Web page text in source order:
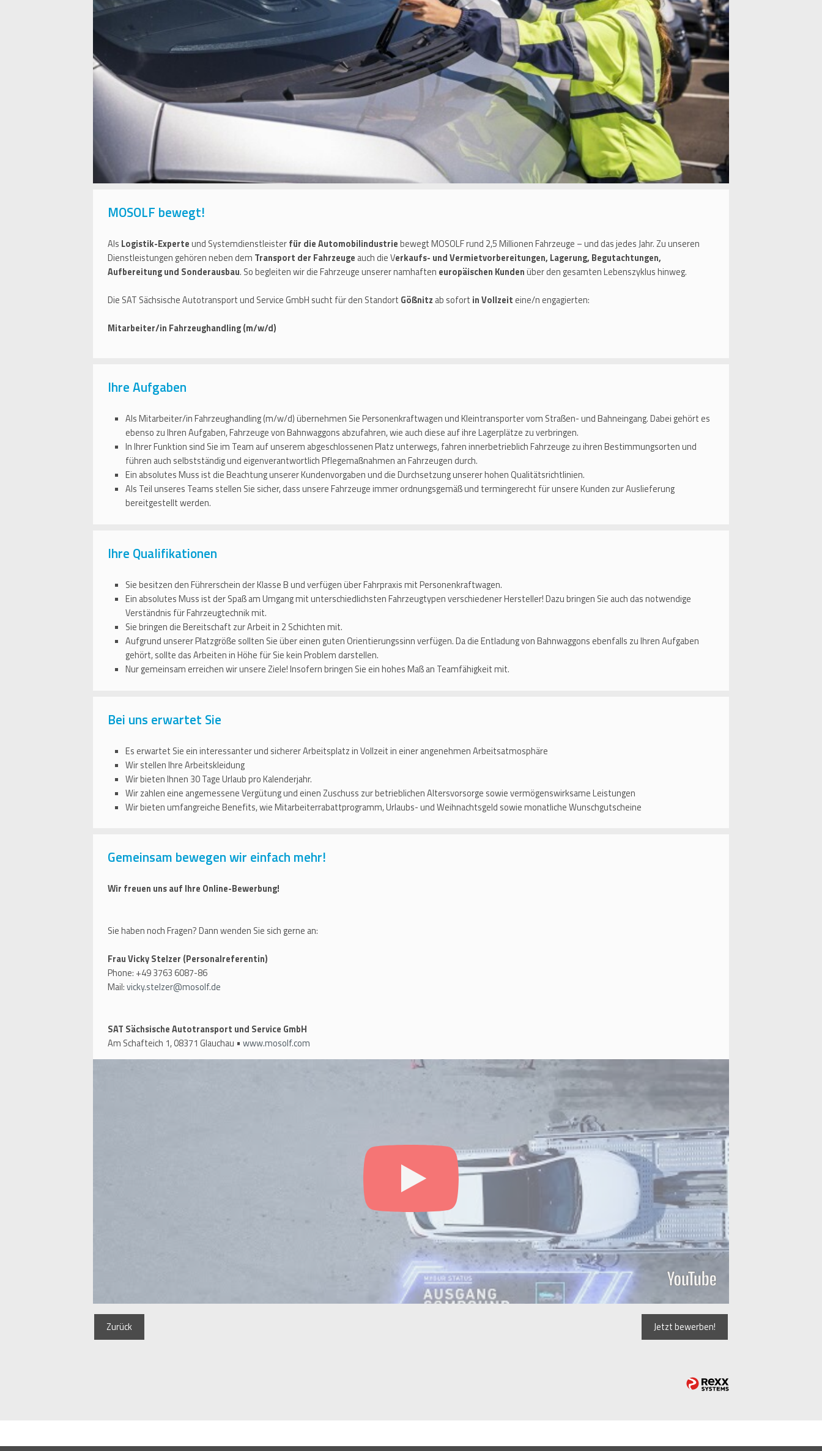
MOSOLF bewegt!
Als Logistik-Experteund Systemdienstleisterfür die Automobilindustriebewegt MOSOLF rund 2,5 Millionen Fahrzeuge – und das jedes Jahr. Zu unseren
Dienstleistungen gehören neben dem Transport der Fahrzeuge auch die Verkaufs- und Vermietvorbereitungen, Lagerung, Begutachtungen,
Aufbereitung und Sonderausbau. So begleiten wir die Fahrzeuge unserer namhaften europäischen Kundenüber den gesamten Lebenszyklus hinweg.
Die SAT Sächsische Autotransport und Service GmbH sucht für den Standort Gößnitz ab sofort in Vollzeit eine/n engagierten:
Mitarbeiter/in Fahrzeughandling (m/w/d)
Ihre Aufgaben
Als Mitarbeiter/in Fahrzeughandling (m/w/d) übernehmen Sie Personenkraftwagen und Kleintransporter vom Straßen- und Bahneingang. Dabei gehört es
ebenso zu Ihren Aufgaben, Fahrzeuge von Bahnwaggons abzufahren, wie auch diese auf ihre Lagerplätze zu verbringen.
In Ihrer Funktion sind Sie im Team auf unserem abgeschlossenen Platz unterwegs, fahren innerbetrieblich Fahrzeuge zu ihren Bestimmungsorten und
führen auch selbstständig und eigenverantwortlich Pflegemaßnahmen an Fahrzeugen durch.
Ein absolutes Muss ist die Beachtung unserer Kundenvorgaben und die Durchsetzung unserer hohen Qualitätsrichtlinien.
Als Teil unseres Teams stellen Sie sicher, dass unsere Fahrzeuge immer ordnungsgemäß und termingerecht für unsere Kunden zur Auslieferung
bereitgestellt werden.
Ihre Qualifikationen
Sie besitzen den Führerschein der Klasse B und verfügen über Fahrpraxis mit Personenkraftwagen.
Ein absolutes Muss ist der Spaß am Umgang mit unterschiedlichsten Fahrzeugtypen verschiedener Hersteller! Dazu bringen Sie auch das notwendige
Verständnis für Fahrzeugtechnik mit.
Sie bringen die Bereitschaft zur Arbeit in 2 Schichten mit.
Aufgrund unserer Platzgröße sollten Sie über einen guten Orientierungssinn verfügen. Da die Entladung von Bahnwaggons ebenfalls zu Ihren Aufgaben
gehört, sollte das Arbeiten in Höhe für Sie kein Problem darstellen.
Nur gemeinsam erreichen wir unsere Ziele! Insofern bringen Sie ein hohes Maß an Teamfähigkeit mit.
Bei uns erwartet Sie
Es erwartet Sie ein interessanter und sicherer Arbeitsplatz in Vollzeit in einer angenehmen Arbeitsatmosphäre
Wir stellen Ihre Arbeitskleidung
Wir bieten Ihnen 30 Tage Urlaub pro Kalenderjahr.
Wir zahlen eine angemessene Vergütung und einen Zuschuss zur betrieblichen Altersvorsorge sowie vermögenswirksame Leistungen
Wir bieten umfangreiche Benefits, wie Mitarbeiterrabattprogramm, Urlaubs- und Weihnachtsgeld sowie monatliche Wunschgutscheine
Gemeinsam bewegen wir einfach mehr!
Wir freuen uns auf Ihre Online-Bewerbung!
Sie haben noch Fragen? Dann wenden Sie sich gerne an:
Frau Vicky Stelzer (Personalreferentin)
Phone: +49 3763 6087-86
Mail:vicky.stelzer@mosolf.de
SAT Sächsische Autotransport und Service GmbH
Am Schafteich 1, 08371 Glauchau • www.mosolf.com
Zurück Jetzt bewerben!